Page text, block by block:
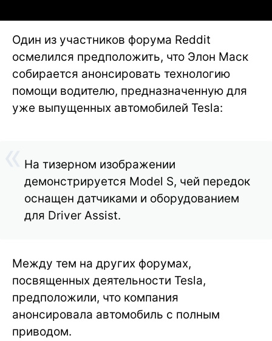
Один из участников форума Reddit
осмелился предположить, что Элон Маск
собирается анонсировать технологию
помощи водителю, предназначенную для
уже выпущенных автомобилей Tesla:
На тизерном изображении
демонстрируется Model S, чей передок
оснащен датчиками и оборудованием
для Driver Assist.
Между тем на других форумах,
посвященных деятельности Tesla,
предположили, что компания
анонсировала автомобиль с полным
приводом.